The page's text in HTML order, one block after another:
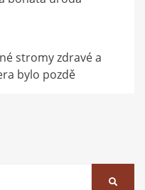
stromy zdravé a
bylo pozdě